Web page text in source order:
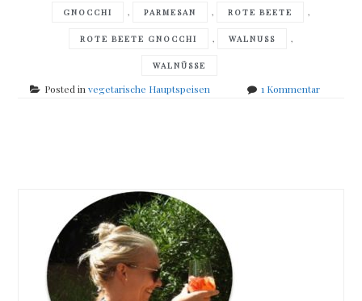
GNOCCHI , PARMESAN , ROTE BEETE ,
ROTE BEETE GNOCCHI , WALNUSS ,
WALNÜSSE
Posted invegetarische Hauptspeisen 1 Kommentarzu
navigation